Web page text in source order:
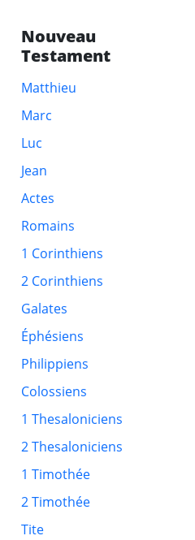
Nouveau
Testament
Matthieu
Marc
Luc
Jean
Actes
Romains
1 Corinthiens
2 Corinthiens
Galates
Éphésiens
Philippiens
Colossiens
1 Thesaloniciens
2 Thesaloniciens
1 Timothée
2 Timothée
Tite